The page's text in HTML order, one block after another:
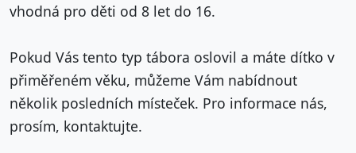
vhodná pro děti od 8 let do 16.
Pokud Vás tento typ tábora oslovil a máte dítko v
přiměřeném věku, můžeme Vám nabídnout
několik posledních místeček. Pro informace nás,
prosím, kontaktujte.